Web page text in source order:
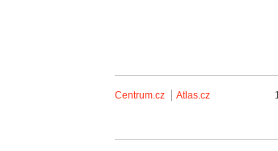
Centrum.cz Atlas.cz